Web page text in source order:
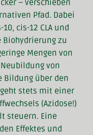
– verschieben
Pfad. Dabei
cis-12 CLA und
zu
Mengen von
von
Bildung über den
stets mit einer
(Azidose!)
steuern. Eine
Effektes und